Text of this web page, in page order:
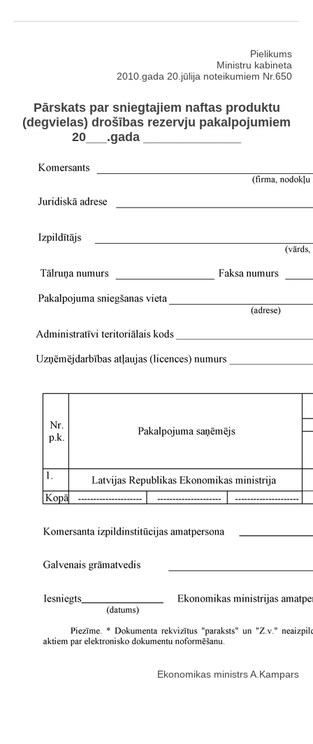
Pielikums
Ministru kabineta
2010.gada 20.jūlija noteikumiem Nr.650
Pārskats par sniegtajiem naftas produktu
(degvielas) drošības rezervju pakalpojumiem
20___.gada ______________
Ekonomikas ministrs A.Kampars